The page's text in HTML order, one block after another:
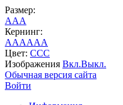
Размер:
AAA
Кернинг:
AAAAAA
Цвет: CCC
Изображения Вкл.Выкл.
Обычная версия сайта
Войти